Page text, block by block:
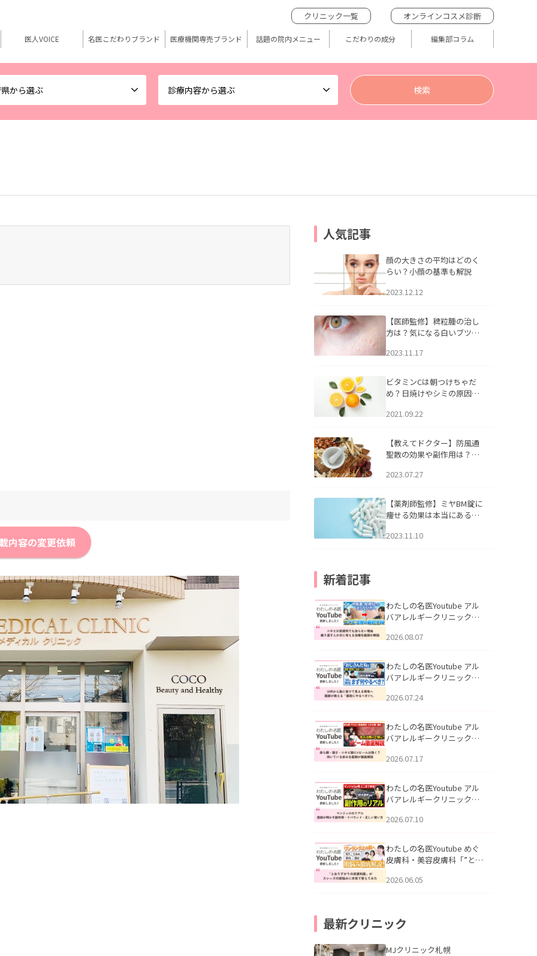
から選ぶ 診療内容から選ぶ
クリニック一覧 オンラインコスメ診断
医人VOICE 名医こだわりブランド 医療機関専売ブランド 話題の院内メニュー こだわりの成分 編集部コラム
内容の変更依頼
人気記事
顔の大きさの平均はどのく
らい？小顔の基準も解説
2023.12.12
【医師監修】稗粒腫の治し
方は？気になる白いブツブ
アについて
2023.11.17
ビタミンCは朝つけちゃだ
め？日焼けやシミの原因に
2021.09.22
【教えてドクター】防風通
聖散の効果や副作用は？長
2023.07.27
【薬剤師監修】ミヤBM錠に
痩せる効果は本当にある
2023.11.10
新着記事
わたしの名医Youtube アル
バアレルギークリニック札
らない理由｜繰り返す人が
説」を公開いたしました。
2026.08.07
わたしの名医Youtube アル
バアレルギークリニック札
える男性へ｜医師が教える
公開いたしました。
2026.07.24
わたしの名医Youtube アル
バアレルギークリニック札
跡にVビームは効く？向いて
説」を公開いたしました。
2026.07.17
わたしの名医Youtube アル
バアレルギークリニック札
医師が明かす副作用・リバ
公開いたしました。
2026.07.10
わたしの名医Youtube めぐ
皮膚科・美容皮膚科「”とお
ッズの肌悩みに本気で答え
2026.06.05
最新クリニック
MJクリニック札幌